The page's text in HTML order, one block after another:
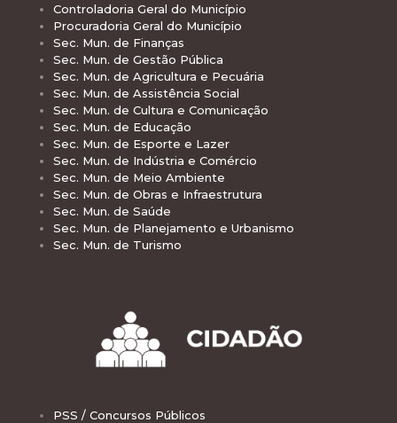
Controladoria Geral do Município
Procuradoria Geral do Município
Sec. Mun. de Finanças
Sec. Mun. de Gestão Pública
Sec. Mun. de Agricultura e Pecuária
Sec. Mun. de Assistência Social
Sec. Mun. de Cultura e Comunicação
Sec. Mun. de Educação
Sec. Mun. de Esporte e Lazer
Sec. Mun. de Indústria e Comércio
Sec. Mun. de Meio Ambiente
Sec. Mun. de Obras e Infraestrutura
Sec. Mun. de Saúde
Sec. Mun. de Planejamento e Urbanismo
Sec. Mun. de Turismo
PSS / Concursos Públicos